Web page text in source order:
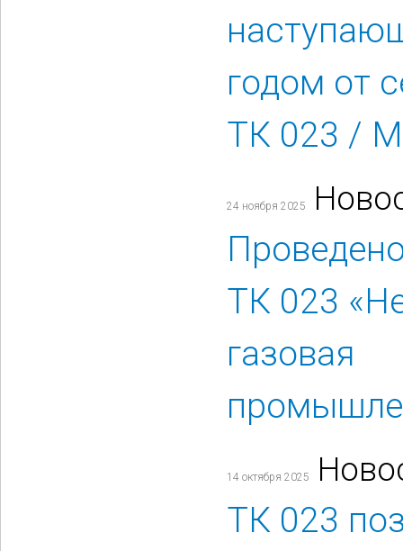
годом от
ТК 023 /
24 ноября 2025
ТК 023
газовая
14 октября 2025
ТК 023